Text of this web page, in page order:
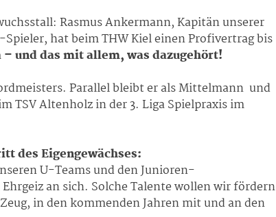
Rasmus Ankermann, Kapitän unserer
hat beim THW Kiel einen Profivertrag bis
und das mit allem, was dazugehört!
Parallel bleibt er als Mittelmann und
TSV Altenholz in der 3. Liga Spielpraxis im
des Eigengewächses:
U-Teams und den Junioren-
an sich. Solche Talente wollen wir fördern
in den kommenden Jahren mit und an den